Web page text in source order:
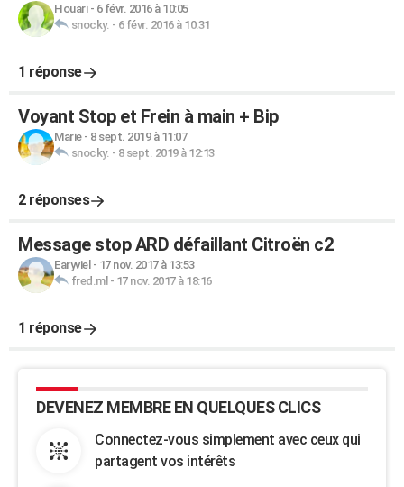
Houari- 6 févr. 2016 à 10:05
snocky. - 6 févr. 2016 à 10:31
1 réponse
Voyant Stop et Frein à main + Bip
Marie- 8 sept. 2019 à 11:07
snocky. - 8 sept. 2019 à 12:13
2 réponses
Message stop ARD défaillant Citroën c2
Earyviel - 17 nov. 2017 à 13:53
fred.ml - 17 nov. 2017 à 18:16
1 réponse
DEVENEZ MEMBRE EN QUELQUES CLICS
Connectez-vous simplement avec ceux qui
partagent vos intérêts